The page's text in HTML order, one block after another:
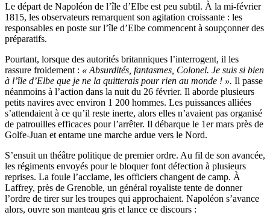
Le départ de Napoléon de l’île d’Elbe est peu subtil. À la mi-février
1815, les observateurs remarquent son agitation croissante : les
responsables en poste sur l’île d’Elbe commencent à soupçonner des
préparatifs.
Pourtant, lorsque des autorités britanniques l’interrogent, il les
rassure froidement : « Absurdités, fantasmes, Colonel. Je suis si bien
à l’île d’Elbe que je ne la quitterais pour rien au monde ! ». Il passe
néanmoins à l’action dans la nuit du 26 février. Il aborde plusieurs
petits navires avec environ 1 200 hommes. Les puissances alliées
s’attendaient à ce qu’il reste inerte, alors elles n’avaient pas organisé
de patrouilles efficaces pour l’arrêter. Il débarque le 1er mars près de
Golfe-Juan et entame une marche ardue vers le Nord.
S’ensuit un théâtre politique de premier ordre. Au fil de son avancée,
les régiments envoyés pour le bloquer font défection à plusieurs
reprises. La foule l’acclame, les officiers changent de camp. À
Laffrey, près de Grenoble, un général royaliste tente de donner
l’ordre de tirer sur les troupes qui approchaient. Napoléon s’avance
alors, ouvre son manteau gris et lance ce discours :